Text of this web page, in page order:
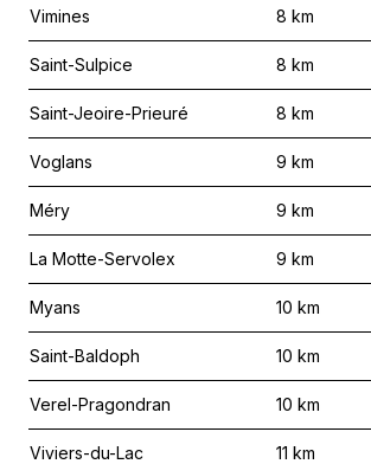
Vimines 8 km
Saint-Sulpice 8 km
Saint-Jeoire-Prieuré 8 km
Voglans 9 km
Méry 9 km
La Motte-Servolex 9 km
Myans 10 km
Saint-Baldoph 10 km
Verel-Pragondran 10 km
Viviers-du-Lac 11 km